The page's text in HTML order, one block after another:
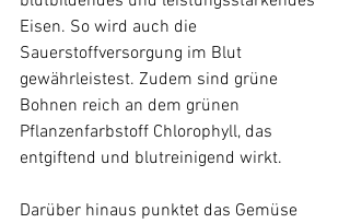
Eisen. So wird auch die
Sauerstoffversorgung im Blut
gewährleistest. Zudem sind grüne
Bohnen reich an dem grünen
Pflanzenfarbstoff Chlorophyll, das
entgiftend und blutreinigend wirkt.
Darüber hinaus punktet das Gemüse